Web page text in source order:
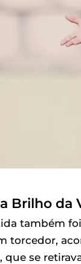
Brilho da
também
torcedor,
que se